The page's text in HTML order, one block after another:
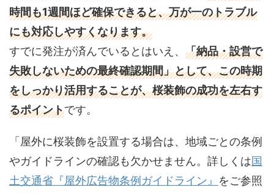
時間も1週間ほど確保できると、万が一のトラブル
にも対応しやすくなります。
すでに発注が済んでいるとはいえ、 「納品・設営で
失敗しないための最終確認期間」として、この時期
をしっかり活用することが、桜装飾の成功を左右す
るポイントです。
「屋外に桜装飾を設置する場合は、地域ごとの条例
やガイドラインの確認も欠かせません。詳しくは国
土交通省『屋外広告物条例ガイドライン』 をご参照